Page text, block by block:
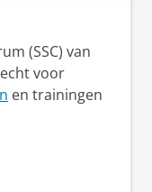
(SSC) van
voor
en trainingen